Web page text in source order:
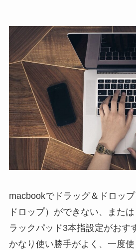
macbookでドラッグ＆ドロッ
ドロップ）ができない、また
ラックパッド3本指設定がおす
かなり使い勝手がよく、一度